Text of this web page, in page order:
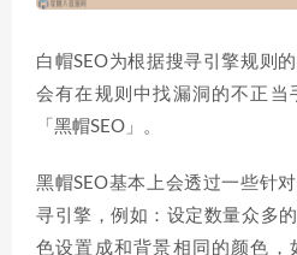
白帽SEO为根据搜寻引擎规则
会有在规则中找漏洞的不正当
「黑帽SEO」。
黑帽SEO基本上会透过一些针
寻引擎，例如：设定数量众多
色设置成和背景相同的颜色，